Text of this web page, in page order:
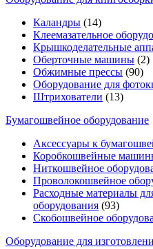
Каландры (14)
Клеемазательное
Крышкоделательные
Оберточные машины (2)
Обжимные прессы (90)
Оборудование для
Штрихователи (13)
Бумагошвейное оборудование
Аксессуары к
Коробкошвейные
Ниткошвейное
Проволокошвейное
Расходные материалы
оборудования (93)
Скобошвейное
Оборудование для